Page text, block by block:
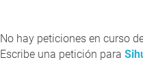
No hay peticiones en curso
Escribe una petición para